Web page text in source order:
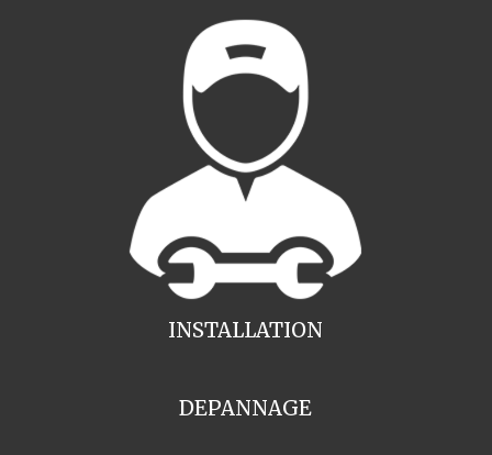
INSTALLATION
DEPANNAGE